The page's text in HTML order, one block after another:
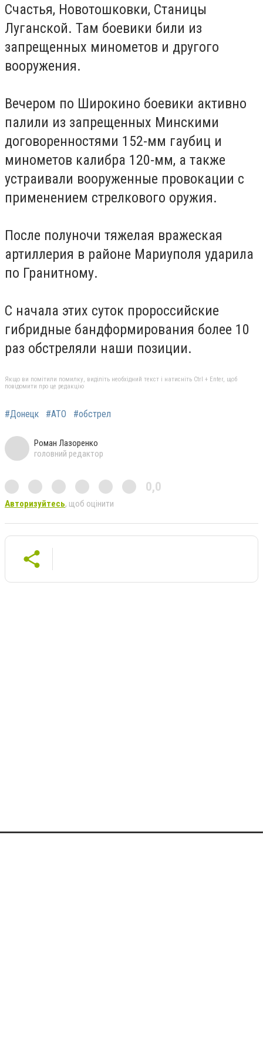
Счастья, Новотошковки, Станицы
Луганской. Там боевики били из
запрещенных минометов и другого
вооружения.
Вечером по Широкино боевики активно
палили из запрещенных Минскими
договоренностями 152-мм гаубиц и
минометов калибра 120-мм, а также
устраивали вооруженные провокации с
применением стрелкового оружия.
После полуночи тяжелая вражеская
артиллерия в районе Мариуполя ударила
по Гранитному.
С начала этих суток пророссийские
гибридные бандформирования более 10
раз обстреляли наши позиции.
Якщо ви помітили помилку, виділіть необхідний текст і натисніть Ctrl + Enter, щоб
повідомити про це редакцію
#Донецк #АТО #обстрел
Роман Лазоренко
головний редактор
0,0
Авторизуйтесь, щоб оцінити